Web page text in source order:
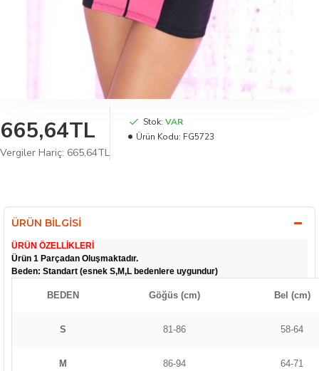
665,64TL
Vergiler Hariç: 665,64TL
Stok: VAR
Ürün Kodu: FG5723
ÜRÜN BILGISI
ÜRÜN ÖZELLİKLERİ
Ürün 1 Parçadan Oluşmaktadır.
Beden: Standart (esnek S,M,L bedenlere uygundur)
BEDEN Göğüs (cm) Bel (cm)
S 81-86 58-64
M 86-94 64-71